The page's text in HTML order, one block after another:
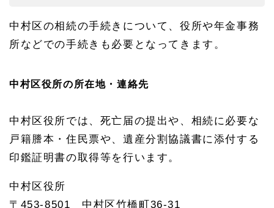
中村区の相続の手続きについて、役所や年金事務
所などでの手続きも必要となってきます。
中村区役所の所在地・連絡先
中村区役所では、死亡届の提出や、相続に必要な
戸籍謄本・住民票や、遺産分割協議書に添付する
印鑑証明書の取得等を行います。
中村区役所
〒453-8501 中村区竹橋町36-31